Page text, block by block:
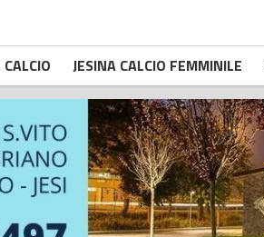
JESINA CALCIO FEMMINILE